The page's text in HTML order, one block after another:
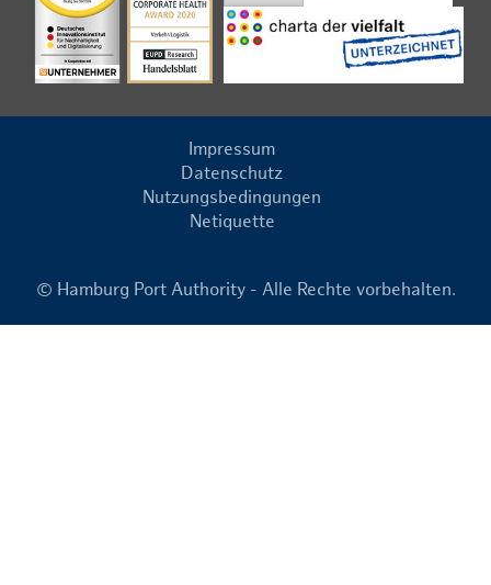
Impressum
Datenschutz
Nutzungsbedingungen
Netiquette
© Hamburg Port Authority - Alle Rechte vorbehalten.